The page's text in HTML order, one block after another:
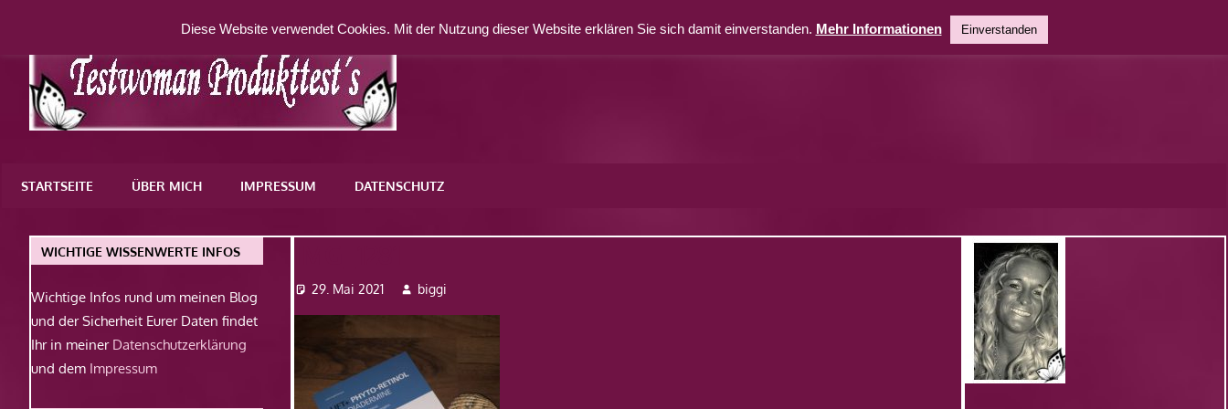
springen
WordPress-
STARTSEITE ÜBER MICH IMPRESSUM DATENSCHUTZ
29. Mai 2021 biggi
WICHTIGE WISSENWERTE INFOS
Wichtige Infos rund um meinen Blog
und der Sicherheit Eurer Daten findet
Ihr in meiner Datenschutzerklärung
und dem Impressum
Diese Website verwendet Cookies. Mit der Nutzung dieser Website erklären Sie sich damit einverstanden. Mehr Informationen Einverstanden